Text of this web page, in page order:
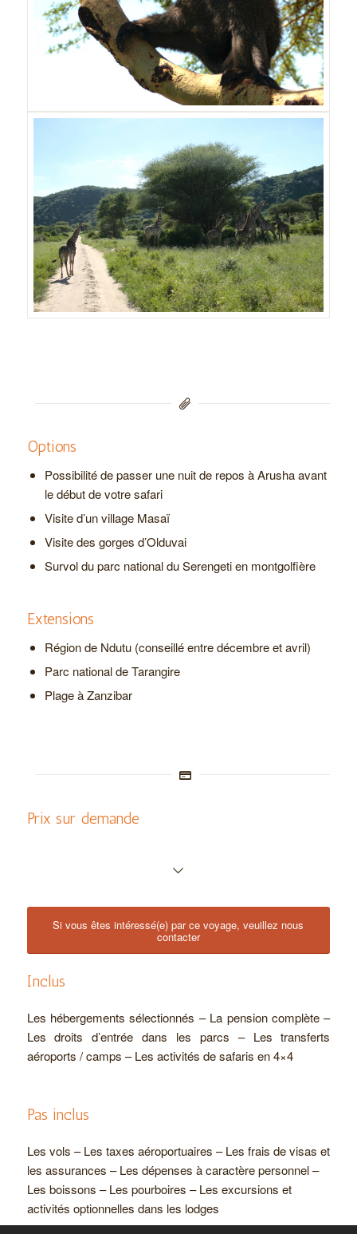
Options
Possibilité de passer une nuit de repos à Arusha avant
le début de votre safari
Visite d’un village Masaï
Visite des gorges d’Olduvai
Survol du parc national du Serengeti en montgolfière
Extensions
Région de Ndutu (conseillé entre décembre et avril)
Parc national de Tarangire
Plage à Zanzibar
Prix sur demande
Si vous êtes intéressé(e) par ce voyage, veuillez nous
contacter
Inclus
Les hébergements sélectionnés – La pension complète –
Les droits d’entrée dans les parcs – Les transferts
aéroports / camps – Les activités de safaris en 4×4
Pas inclus
Les vols – Les taxes aéroportuaires – Les frais de visas et
les assurances – Les dépenses à caractère personnel –
Les boissons – Les pourboires – Les excursions et
activités optionnelles dans les lodges